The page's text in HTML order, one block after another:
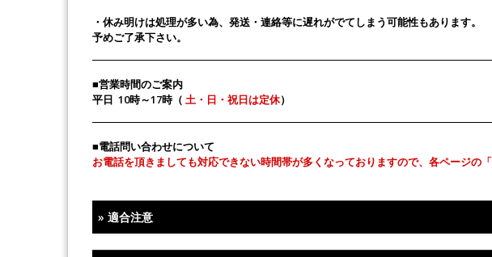
・休み明けは処理が多い為、発送・連絡等に遅れがでてしまう可能性もあります。
予めご了承下さい。
■営業時間のご案内
平日 10時～17時（ 土・日・祝日は定休）
■電話問い合わせについて
お電話を頂きましても対応できない時間帯が多くなっておりますので、各ページの
»適合注意